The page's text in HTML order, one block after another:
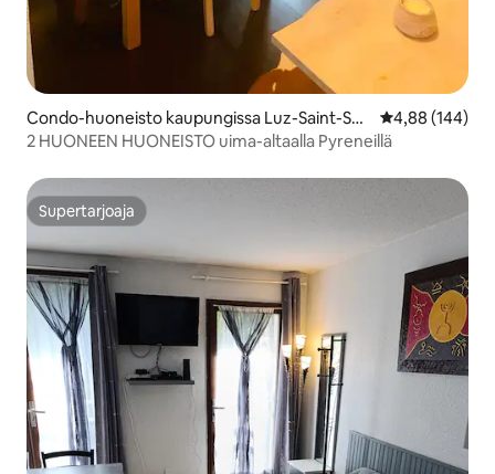
Condo-huoneisto kaupungissa Luz-Saint-Sau
veur
4,88 (144)
2 HUONEEN HUONEISTO uima-altaalla Pyreneillä
Supertarjoaja
Supertarjoaja